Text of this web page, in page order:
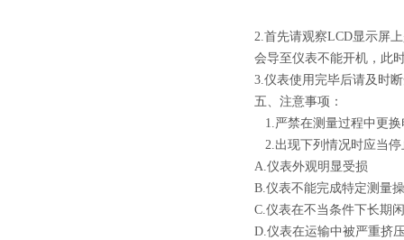
2.首先请观察LCD显示屏
会导至仪表不能开机，此
3.仪表使用完毕后请及时
五、注意事项：
1.严禁在测量过程中更
2.出现下列情况时应当
A.仪表外观明显受损
B.仪表不能完成特定测量
C.仪表在不当条件下长期
D.仪表在运输中被严重挤